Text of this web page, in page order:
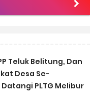
Teluk Belitung, Dan
Desa Se-
PLTG Melibur